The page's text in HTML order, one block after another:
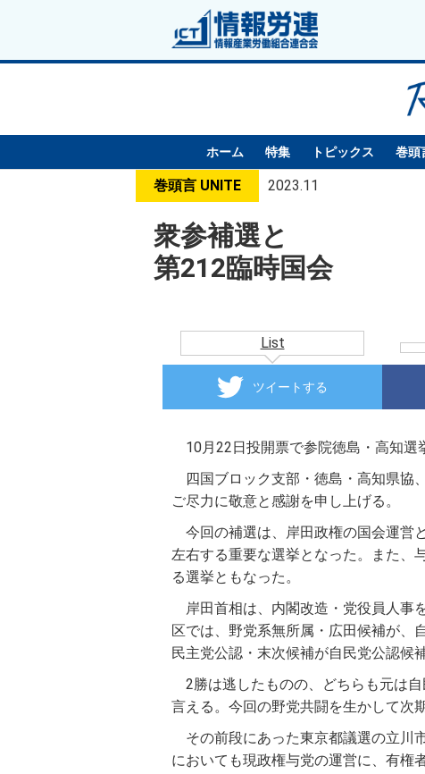
ホーム 特集 トピックス 巻頭
巻頭言 UNITE 2023.11
衆参補選と
第212臨時国会
List
ツイートする
10月22日投開票で参院徳島・高知選
四国ブロック支部・徳島・高知県協
ご尽力に敬意と感謝を申し上げる。
今回の補選は、岸田政権の国会運営
左右する重要な選挙となった。また、
る選挙ともなった。
岸田首相は、内閣改造・党役員人事
区では、野党系無所属・広田候補が、
民主党公認・末次候補が自民党公認候
2勝は逃したものの、どちらも元は
言える。今回の野党共闘を生かして次
その前段にあった東京都議選の立川
においても現政権与党の運営に、有権